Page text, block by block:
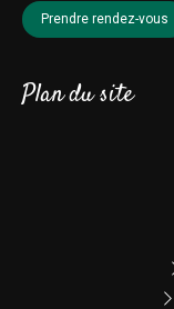
Prendre rendez-vous
Plan du site